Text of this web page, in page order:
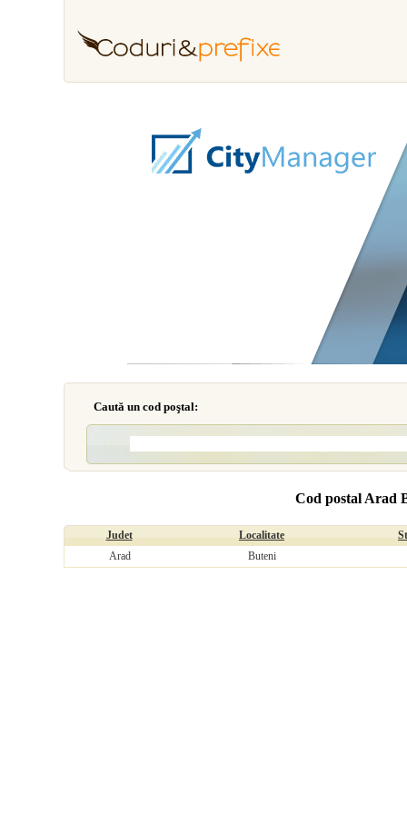
Caută un cod poştal:
Cod postal Arad
Judet Localitate
Arad
Buteni